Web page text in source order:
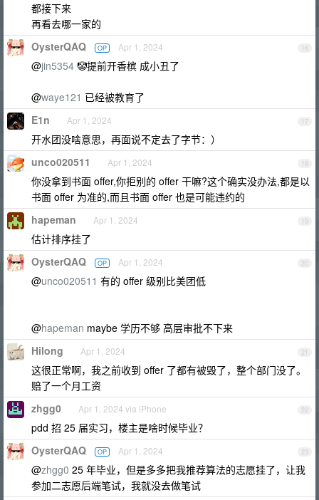
都接下来
再看去哪一家的
16
OysterQAQ OP Apr 1, 2024
@jin5354 🤡提前开香槟 成小丑了
@waye121 已经被教育了
17
E1n Apr 1, 2024
开水团没啥意思，再面说不定去了字节：）
18
unco020511 Apr 1, 2024
你没拿到书面 offer,你拒别的 offer 干嘛?这个确实没办法,都是以
书面 offer 为准的,而且书面 offer 也是可能违约的
19
hapeman Apr 1, 2024
估计排序挂了
20
OysterQAQ OP Apr 1, 2024
@unco020511 有的 offer 级别比美团低
@hapeman maybe 学历不够 高层审批不下来
21
Hilong Apr 1, 2024
这很正常啊，我之前收到 offer 了都有被毁了，整个部门没了。
赔了一个月工资
22
zhgg0 Apr 1, 2024 via iPhone
pdd 招 25 届实习，楼主是啥时候毕业？
23
OysterQAQ OP Apr 1, 2024
@zhgg0 25 年毕业，但是多多把我推荐算法的志愿挂了，让我
参加二志愿后端笔试，我就没去做笔试